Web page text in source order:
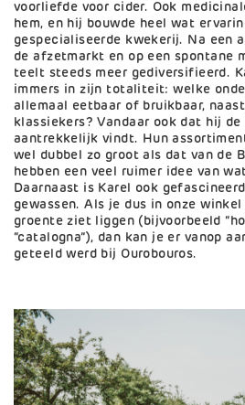
voorliefde voor cider. Ook
hem, en hij bouwde heel wat
gespecialiseerde kwekerij. Na een
de afzetmarkt en op een spontane
teelt steeds meer gediversifieerd.
immers in zijn totaliteit: welke
allemaal eetbaar of bruikbaar,
klassiekers? Vandaar ook dat hij
aantrekkelijk vindt. Hun
wel dubbel zo groot als dat van de
hebben een veel ruimer idee van
Daarnaast is Karel ook
gewassen. Als je dus in onze
groente ziet liggen (bijvoorbeeld
“catalogna”), dan kan je er vanop
geteeld werd bij Ourobouros.
Afbeelding